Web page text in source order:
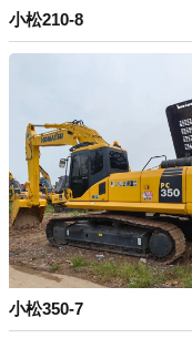
小松210-8
小松350-7